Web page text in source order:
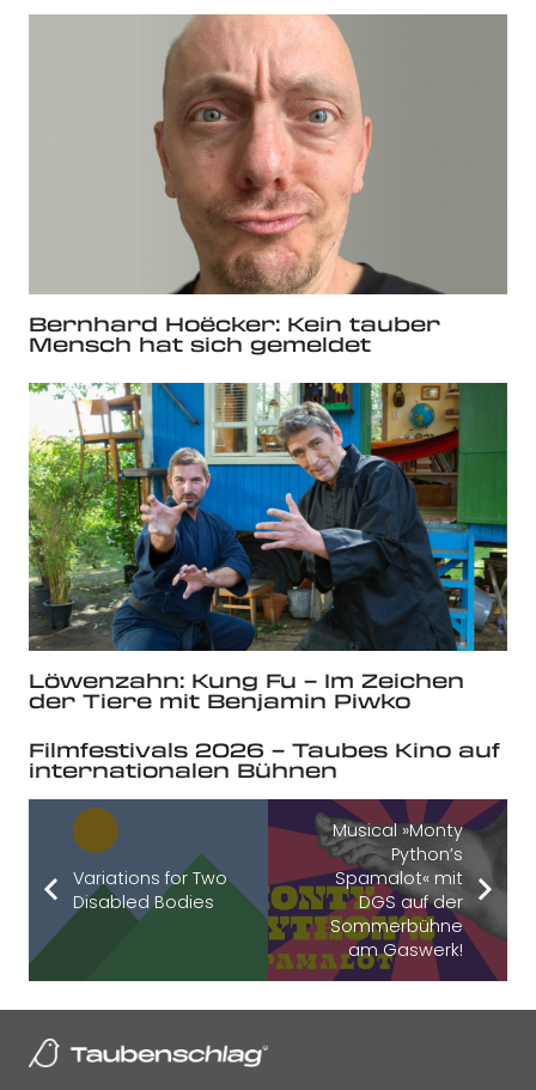
Bernhard Hoëcker: Kein tauber
Mensch hat sich gemeldet
Löwenzahn: Kung Fu – Im Zeichen
der Tiere mit Benjamin Piwko
Filmfestivals 2026 – Taubes Kino auf
internationalen Bühnen
Variations for Two
Disabled Bodies
Musical »Monty
Python’s
Spamalot« mit
DGS auf der
Sommerbühne
am Gaswerk!